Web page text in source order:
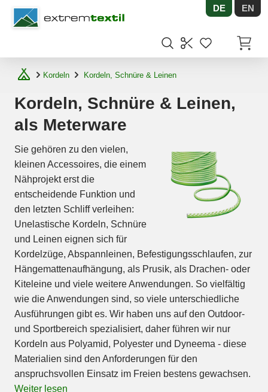
Shopware DE EN
Kordeln Kordeln, Schnüre & Leinen
Kordeln, Schnüre & Leinen,
als Meterware
Sie gehören zu den vielen,
kleinen Accessoires, die einem
Nähprojekt erst die
entscheidende Funktion und
den letzten Schliff verleihen:
Unelastische Kordeln, Schnüre
und Leinen eignen sich für
Kordelzüge, Abspannleinen, Befestigungsschlaufen, zur
Hängemattenaufhängung, als Prusik, als Drachen- oder
Kiteleine und viele weitere Anwendungen. So vielfältig
wie die Anwendungen sind, so viele unterschiedliche
Ausführungen gibt es. Wir haben uns auf den Outdoor-
und Sportbereich spezialisiert, daher führen wir nur
Kordeln aus Polyamid, Polyester und Dyneema - diese
Materialien sind den Anforderungen für den
anspruchsvollen Einsatz im Freien bestens gewachsen.
Weiter lesen